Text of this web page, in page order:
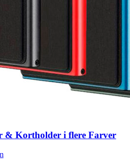
Kortholder i flere Farver